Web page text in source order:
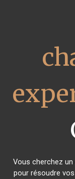
Vous cherchez un
pour résoudre